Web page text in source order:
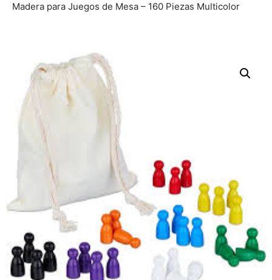
Madera para Juegos de Mesa – 160 Piezas Multicolor